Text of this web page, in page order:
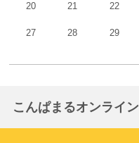
20 21 22
27 28 29
こんぱまるオンライン